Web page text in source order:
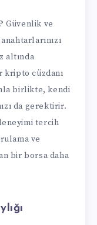
Güvenlik ve
altında
kripto cüzdanı
birlikte, kendi
da gerektirir.
tercih
ve
bir borsa daha